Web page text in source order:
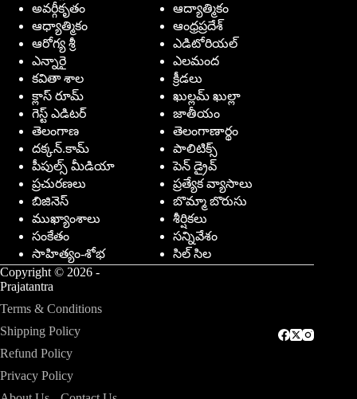
అవర్గీకృతం
ఆద్యాత్మికం
ఆధ్యాత్మికం
ఆంధ్రప్రదేశ్
ఆరోగ్య శ్రీ
ఎడిటోరియల్
ఎన్నారై
ఎలమంద
కవితా శాల
క్రీడలు
క్లాస్ రూమ్
ఖుల్లమ్ ఖుల్లా
గెస్ట్ ఎడిటర్
జాతీయం
తెలంగాణ
తెలంగాణార్థం
దక్కన్.కామ్
పాలిటిక్స్
పీపుల్స్ ‌మీడియా
పెన్ డ్రైవ్
ప్రచురణలు
ప్రత్యేక వ్యాసాలు
బిజినెస్
బొమ్మా బొరుసు
ముఖ్యాంశాలు
శీర్షికలు
సంకేతం
సన్నివేశం
సాహిత్యం-శోభ
సిల్ సిల
Copyright © 2026 -
Prajatantra
Terms & Conditions
Shipping Policy
Refund Policy
Privacy Policy